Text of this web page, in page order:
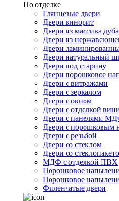
По отделке
Глянцевые двери
Двери винорит
Двери из массива дуба
Двери из
Двери
Двери натуральный
Двери под старину
Двери порошковое
Двери с витражами
Двери с зеркалом
Двери с окном
Двери с отделкой
Двери с панелями
Двери с порошковым
Двери с резьбой
Двери со стеклом
Двери со
МДФ с отделкой ПВХ
Порошковое
Порошковое
Филенчатые двери